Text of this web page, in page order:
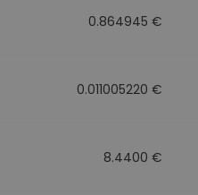
0.864945 €
0.011005220 €
8.4400 €